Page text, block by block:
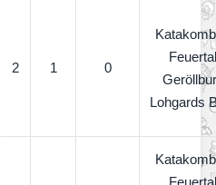
2 1 0
Feuertal
Lohgards
Feuertal